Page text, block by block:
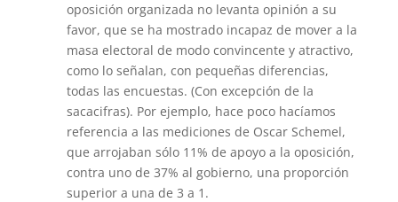
oposición organizada no levanta opinión a su
favor, que se ha mostrado incapaz de mover a la
masa electoral de modo convincente y atractivo,
como lo señalan, con pequeñas diferencias,
todas las encuestas. (Con excepción de la
sacacifras). Por ejemplo, hace poco hacíamos
referencia a las mediciones de Oscar Schemel,
que arrojaban sólo 11% de apoyo a la oposición,
contra uno de 37% al gobierno, una proporción
superior a una de 3 a 1.